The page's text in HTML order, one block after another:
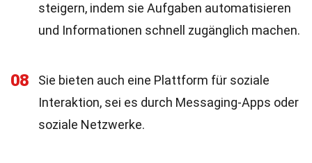
steigern, indem sie Aufgaben automatisieren
und Informationen schnell zugänglich machen.
08
Sie bieten auch eine Plattform für soziale
Interaktion, sei es durch Messaging-Apps oder
soziale Netzwerke.